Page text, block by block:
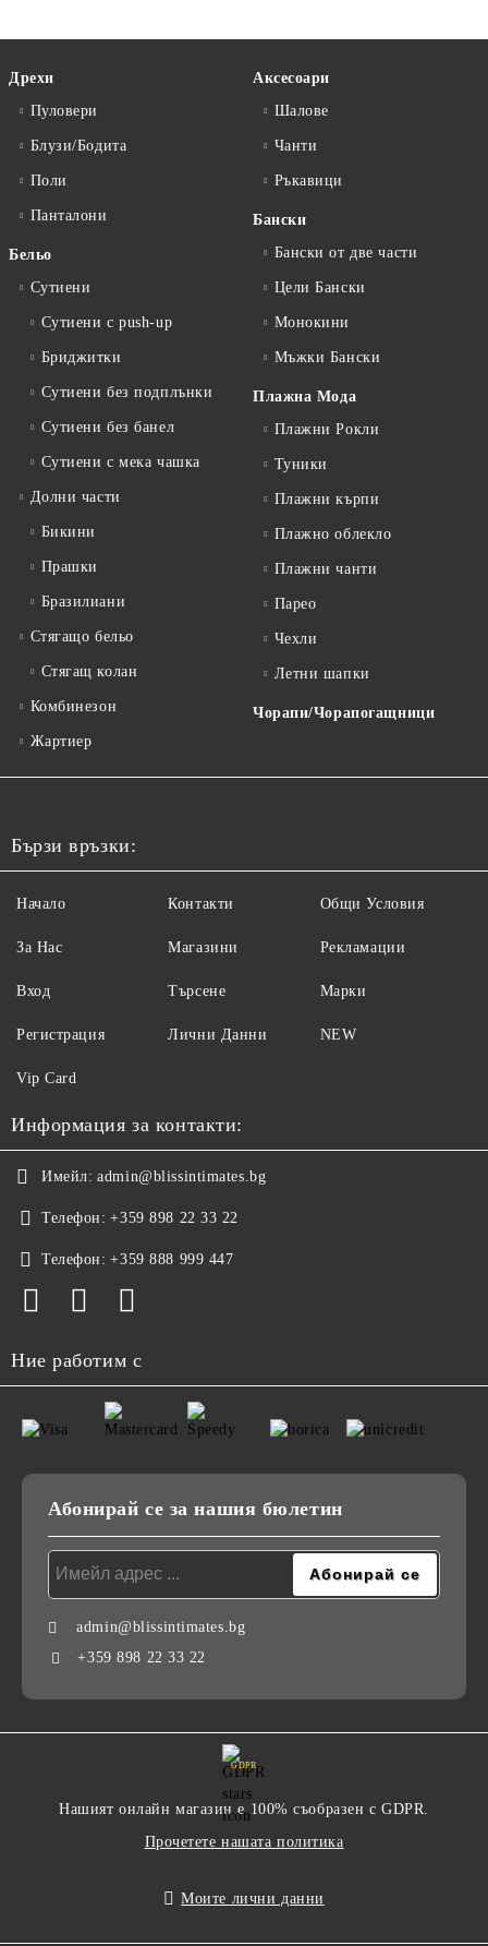
Дрехи
Пуловери
Блузи/Бодита
Поли
Панталони
Бельо
Сутиени
Сутиени с push-up
Бриджитки
Сутиени без подплънки
Сутиени без банел
Сутиени с мека чашка
Долни части
Бикини
Прашки
Бразилиани
Стягащо бельо
Стягащ колан
Комбинезон
Жартиер
Аксесоари
Шалове
Чанти
Ръкавици
Бански
Бански от две части
Цели Бански
Монокини
Мъжки Бански
Плажна Мода
Плажни Рокли
Туники
Плажни кърпи
Плажно облекло
Плажни чанти
Парео
Чехли
Летни шапки
Чорапи/Чорапогащници
Бързи връзки:
Начало
За Нас
Вход
Регистрация
Контакти
Магазини
Търсене
Лични Данни
Общи Условия
Рекламации
Марки
NEW
Vip Card
Информация за контакти:
Имейл: admin@blissintimates.bg
Телефон: +359 898 22 33 22
Телефон: +359 888 999 447
Ние работим с
Абонирай се за нашия бюлетин
admin@blissintimates.bg
+359 898 22 33 22
GDPR
Нашият онлайн магазин е 100% съобразен с GDPR.
Прочетете нашата политика
Моите лични данни